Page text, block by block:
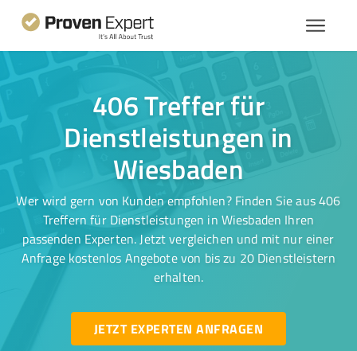
406 Treffer für
Dienstleistungen in
Wiesbaden
Wer wird gern von Kunden empfohlen? Finden Sie aus 406
Treffern für Dienstleistungen in Wiesbaden Ihren
passenden Experten. Jetzt vergleichen und mit nur einer
Anfrage kostenlos Angebote von bis zu 20 Dienstleistern
erhalten.
JETZT EXPERTEN ANFRAGEN